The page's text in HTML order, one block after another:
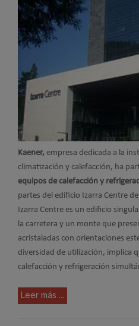
Kaener, empresa dedicada a la
climatización y calefacción, ha
equipos de calefacción y
partes del edificio Izarra Centre
Izarra Centre es un edificio
la carretera y un monte que
acristaladas con orientaciones
diversidad de utilización, implica
calefacción y refrigeración
Leer más ...